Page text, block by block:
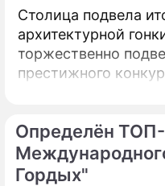
Столица подвела
архитектурной
торжественно
престижного
реализованный
Определён
Гордых"